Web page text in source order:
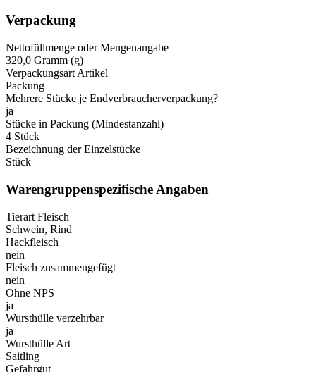
Verpackung
Nettofüllmenge oder Mengenangabe
320,0 Gramm (g)
Verpackungsart Artikel
Packung
Mehrere Stücke je Endverbraucherverpackung?
ja
Stücke in Packung (Mindestanzahl)
4 Stück
Bezeichnung der Einzelstücke
Stück
Warengruppenspezifische Angaben
Tierart Fleisch
Schwein, Rind
Hackfleisch
nein
Fleisch zusammengefügt
nein
Ohne NPS
ja
Wursthülle verzehrbar
ja
Wursthülle Art
Saitling
Gefahrgut